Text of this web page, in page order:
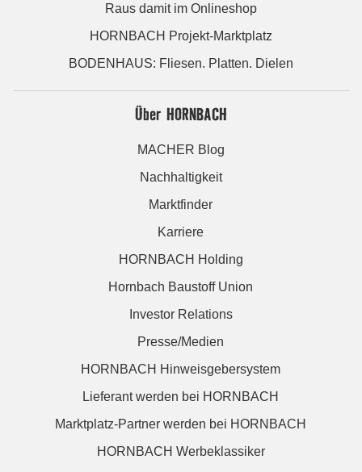
Raus damit im Onlineshop
HORNBACH Projekt-Marktplatz
BODENHAUS: Fliesen. Platten. Dielen
Über HORNBACH
MACHER Blog
Nachhaltigkeit
Marktfinder
Karriere
HORNBACH Holding
Hornbach Baustoff Union
Investor Relations
Presse/Medien
HORNBACH Hinweisgebersystem
Lieferant werden bei HORNBACH
Marktplatz-Partner werden bei HORNBACH
HORNBACH Werbeklassiker